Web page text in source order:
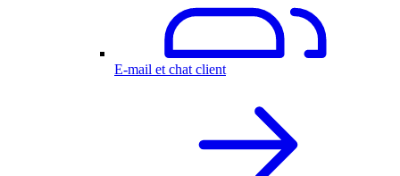
E-mail et chat client